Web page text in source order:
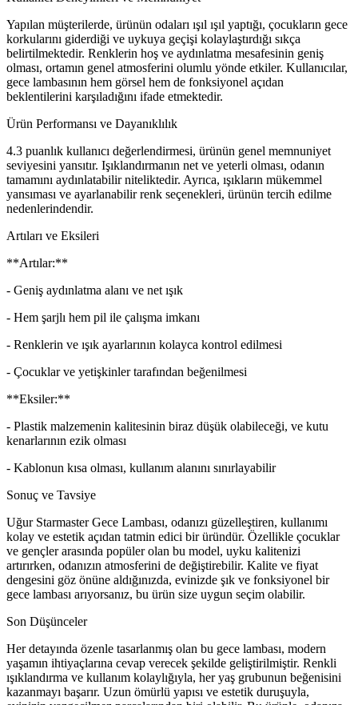
Yapılan müşterilerde, ürünün odaları ışıl ışıl yaptığı, çocukların gece
korkularını giderdiği ve uykuya geçişi kolaylaştırdığı sıkça
belirtilmektedir. Renklerin hoş ve aydınlatma mesafesinin geniş
olması, ortamın genel atmosferini olumlu yönde etkiler. Kullanıcılar,
gece lambasının hem görsel hem de fonksiyonel açıdan
beklentilerini karşıladığını ifade etmektedir.
Ürün Performansı ve Dayanıklılık
4.3 puanlık kullanıcı değerlendirmesi, ürünün genel memnuniyet
seviyesini yansıtır. Işıklandırmanın net ve yeterli olması, odanın
tamamını aydınlatabilir niteliktedir. Ayrıca, ışıkların mükemmel
yansıması ve ayarlanabilir renk seçenekleri, ürünün tercih edilme
nedenlerindendir.
Artıları ve Eksileri
**Artılar:**
- Geniş aydınlatma alanı ve net ışık
- Hem şarjlı hem pil ile çalışma imkanı
- Renklerin ve ışık ayarlarının kolayca kontrol edilmesi
- Çocuklar ve yetişkinler tarafından beğenilmesi
**Eksiler:**
- Plastik malzemenin kalitesinin biraz düşük olabileceği, ve kutu
kenarlarının ezik olması
- Kablonun kısa olması, kullanım alanını sınırlayabilir
Sonuç ve Tavsiye
Uğur Starmaster Gece Lambası, odanızı güzelleştiren, kullanımı
kolay ve estetik açıdan tatmin edici bir üründür. Özellikle çocuklar
ve gençler arasında popüler olan bu model, uyku kalitenizi
artırırken, odanızın atmosferini de değiştirebilir. Kalite ve fiyat
dengesini göz önüne aldığınızda, evinizde şık ve fonksiyonel bir
gece lambası arıyorsanız, bu ürün size uygun seçim olabilir.
Son Düşünceler
Her detayında özenle tasarlanmış olan bu gece lambası, modern
yaşamın ihtiyaçlarına cevap verecek şekilde geliştirilmiştir. Renkli
ışıklandırma ve kullanım kolaylığıyla, her yaş grubunun beğenisini
kazanmayı başarır. Uzun ömürlü yapısı ve estetik duruşuyla,